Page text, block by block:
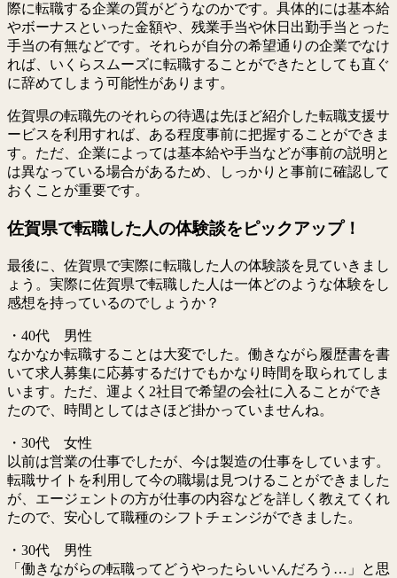
際に転職する企業の質がどうなのかです。具体的には基本給
やボーナスといった金額や、残業手当や休日出勤手当とった
手当の有無などです。それらが自分の希望通りの企業でなけ
れば、いくらスムーズに転職することができたとしても直ぐ
に辞めてしまう可能性があります。
佐賀県の転職先のそれらの待遇は先ほど紹介した転職支援サ
ービスを利用すれば、ある程度事前に把握することができま
す。ただ、企業によっては基本給や手当などが事前の説明と
は異なっている場合があるため、しっかりと事前に確認して
おくことが重要です。
佐賀県で転職した人の体験談をピックアップ！
最後に、佐賀県で実際に転職した人の体験談を見ていきまし
ょう。実際に佐賀県で転職した人は一体どのような体験をし
感想を持っているのでしょうか？
・40代 男性
なかなか転職することは大変でした。働きながら履歴書を書
いて求人募集に応募するだけでもかなり時間を取られてしま
います。ただ、運よく2社目で希望の会社に入ることができ
たので、時間としてはさほど掛かっていませんね。
・30代 女性
以前は営業の仕事でしたが、今は製造の仕事をしています。
転職サイトを利用して今の職場は見つけることができました
が、エージェントの方が仕事の内容などを詳しく教えてくれ
たので、安心して職種のシフトチェンジができました。
・30代 男性
「働きながらの転職ってどうやったらいいんだろう…」と思